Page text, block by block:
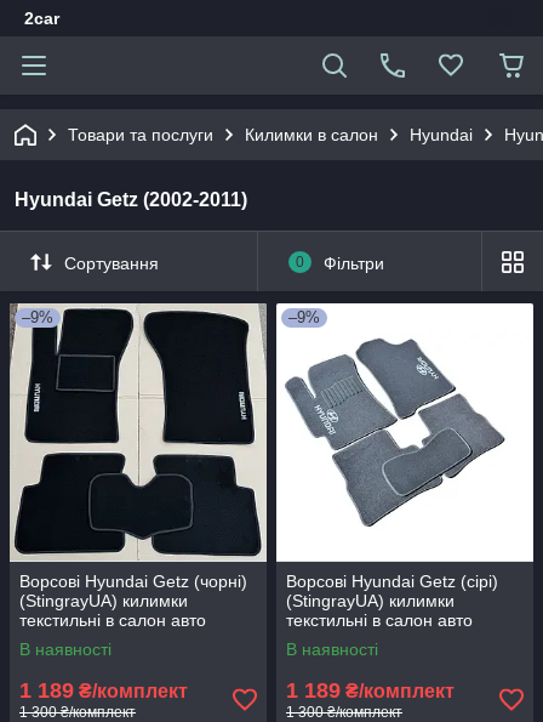
2car
Товари та послуги Килимки в салон Hyundai
Hyundai Getz (2002-2011)
Сортування 0 Фільтри
–9%
Ворсові Hyundai Getz (чорні)
(StingrayUA) килимки
текстильні в салон авто
В наявності
1 189 ₴/комплект
1 300 ₴/комплект
–9%
Ворсові Hyundai Getz (сірі)
(StingrayUA) килимки
текстильні в салон авто
В наявності
1 189 ₴/комплект
1 300 ₴/комплект